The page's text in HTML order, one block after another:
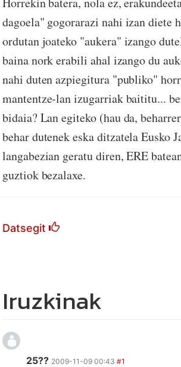
dagoela" gogorarazi nahi izan
ordutan joateko "aukera" izango
baina nork erabili ahal izango du
nahi duten azpiegitura "publiko"
mantentze-lan izugarriak baititu...
bidaia? Lan egiteko (hau da,
behar dutenek eska ditzatela Eusko
langabezian geratu diren, ERE
guztiok bezalaxe.
Datsegit
Iruzkinak
25?? 2009-11-09 00:43 #1